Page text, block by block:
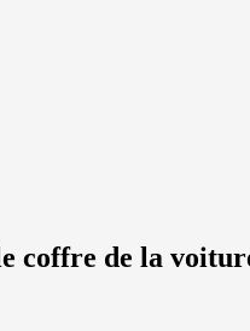
coffre de la